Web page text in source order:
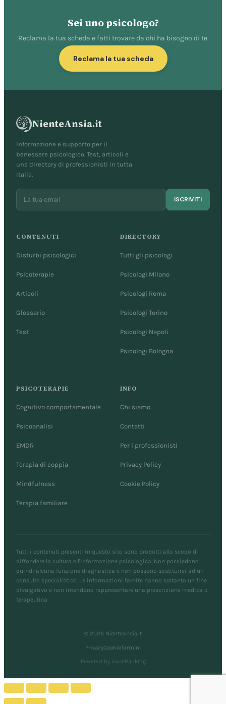
Sei uno psicologo?
Reclama la tua scheda e fatti trovare da chi ha bisogno di te.
Reclama la tua scheda
NienteAnsia.it
Informazione e supporto per il
benessere psicologico. Test, articoli e
una directory di professionisti in tutta
Italia.
ISCRIVITI
CONTENUTI
Disturbi psicologici
Psicoterapie
Articoli
Glossario
Test
DIRECTORY
Tutti gli psicologi
Psicologi Milano
Psicologi Roma
Psicologi Torino
Psicologi Napoli
Psicologi Bologna
PSICOTERAPIE
Cognitivo comportamentale
Psicoanalisi
EMDR
Terapia di coppia
Mindfulness
Terapia familiare
INFO
Chi siamo
Contatti
Per i professionisti
Privacy Policy
Cookie Policy
Tutti i contenuti presenti in questo sito sono prodotti allo scopo di
diffondere la cultura e l'informazione psicologica. Non possiedono
quindi alcuna funzione diagnostica e non possono sostituirsi ad un
consulto specialistico. Le informazioni fornite hanno soltanto un fine
divulgativo e non intendono rappresentare una prescrizione medica o
terapeutica.
© 2026 NienteAnsia.it
PrivacyCookieTermini
Powered by LocalRanking